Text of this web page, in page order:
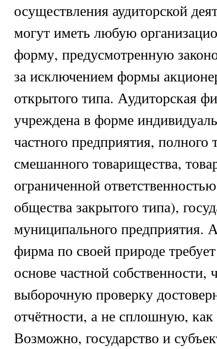
осуществления аудиторской
могут иметь любую
форму, предусмотренную
за исключением формы
открытого типа. Аудиторская
учреждена в форме
частного предприятия, полного
смешанного товарищества,
ограниченной
общества закрытого типа),
муниципального предприятия.
фирма по своей природе
основе частной собственности,
выборочную проверку
отчётности, а не сплошную,
Возможно, государство и